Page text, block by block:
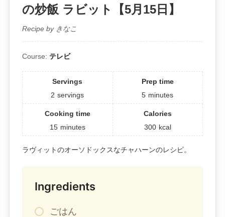
の炒飯 ラビット【5月15日】
Recipe by きなこ
Course: テレビ
Servings
2 servings
Prep time
5 minutes
Cooking time
15 minutes
Calories
300 kcal
ラヴィットのオーソドックスなチャハーンのレシピ。
Ingredients
ごはん